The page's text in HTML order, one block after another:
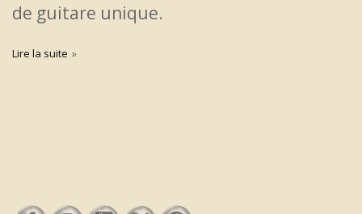
de guitare unique.
Lire la suite